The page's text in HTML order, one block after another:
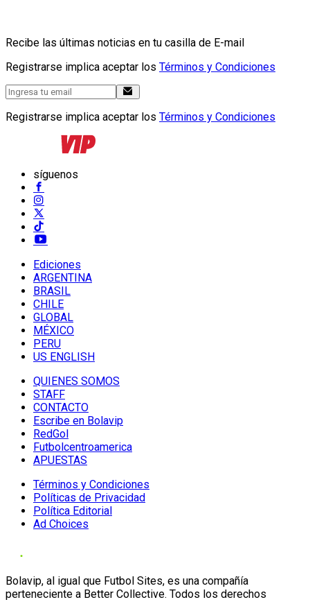
Recibe las últimas noticias en tu casilla de E-mail
Registrarse implica aceptar los Términos y Condiciones
Registrarse implica aceptar los Términos y Condiciones
síguenos
Ediciones
ARGENTINA
BRASIL
CHILE
GLOBAL
MÉXICO
PERU
US ENGLISH
QUIENES SOMOS
STAFF
CONTACTO
Escribe en Bolavip
RedGol
Futbolcentroamerica
APUESTAS
Términos y Condiciones
Políticas de Privacidad
Política Editorial
Ad Choices
Bolavip, al igual que Futbol Sites, es una compañía
perteneciente a Better Collective. Todos los derechos